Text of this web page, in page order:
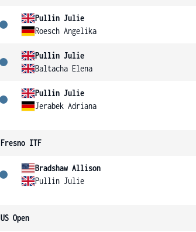
Pullin Julie
Roesch Angelika
Pullin Julie
Baltacha Elena
Pullin Julie
Jerabek Adriana
Fresno ITF
Bradshaw Allison
Pullin Julie
US Open